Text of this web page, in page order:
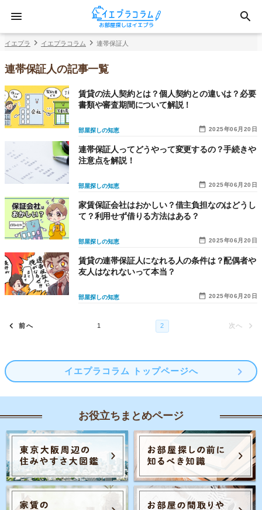
イエプラ イエプラコラム 連帯保証人
連帯保証人の記事一覧
2025年06月20日
部屋探しの知恵
賃貸の法人契約とは？個人契約との違いは？必要
書類や審査期間について解説！
2025年06月20日
部屋探しの知恵
連帯保証人ってどうやって変更するの？手続きや
注意点を解説！
2025年06月20日
部屋探しの知恵
家賃保証会社はおかしい？借主負担なのはどうし
て？利用せず借りる方法はある？
2025年06月20日
部屋探しの知恵
賃貸の連帯保証人になれる人の条件は？配偶者や
友人はなれないって本当？
Posts navigation
イエプラコラム トップページへ
お役立ちまとめページ